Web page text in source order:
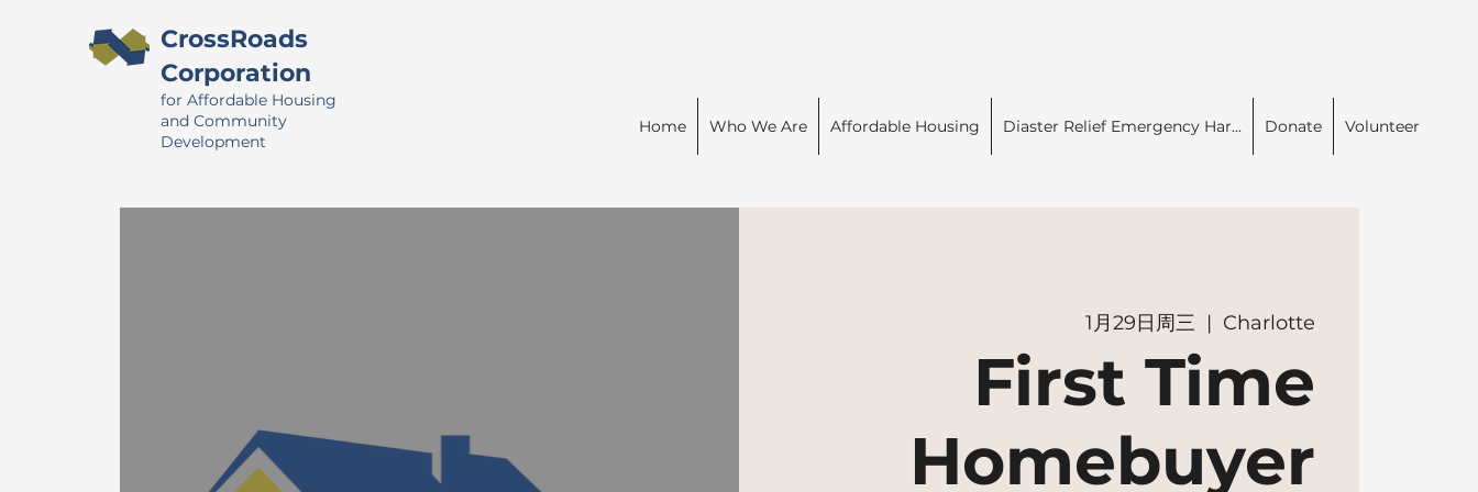
CrossRoads
Corporation
for Affordable Housing
and Community
Development
Home Who We Are Affordable Housing Diaster Relief Emergency Har... Donate Volunteer
1月29日周三
  |
Charlotte
First Time
Homebuyer